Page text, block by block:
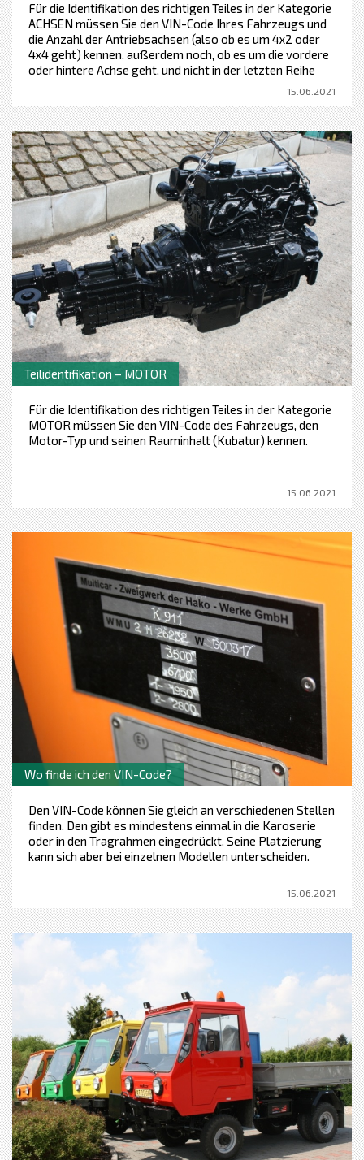
Für die Identifikation des richtigen Teiles in der Kategorie
ACHSEN müssen Sie den VIN-Code Ihres Fahrzeugs und
die Anzahl der Antriebsachsen (also ob es um 4x2 oder
4x4 geht) kennen, außerdem noch, ob es um die vordere
oder hintere Achse geht, und nicht in der letzten Reihe
brauchen wir das Schild der Achse und den Hersteller.15.06.2021
Teilidentifikation – MOTOR
Für die Identifikation des richtigen Teiles in der Kategorie
MOTOR müssen Sie den VIN-Code des Fahrzeugs, den
Motor-Typ und seinen Rauminhalt (Kubatur) kennen.
15.06.2021
Wo finde ich den VIN-Code?
Den VIN-Code können Sie gleich an verschiedenen Stellen
finden. Den gibt es mindestens einmal in die Karoserie
oder in den Tragrahmen eingedrückt. Seine Platzierung
kann sich aber bei einzelnen Modellen unterscheiden.
15.06.2021